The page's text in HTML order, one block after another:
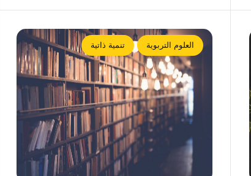
العلوم التربوية تنمية ذاتية